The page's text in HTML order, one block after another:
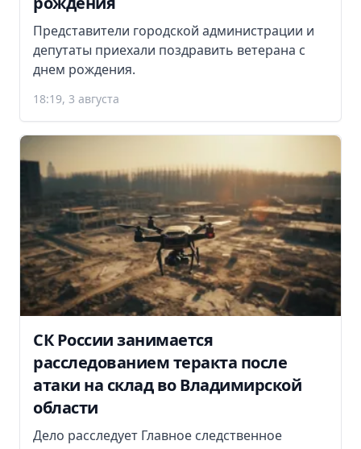
Представители городской администрации и
депутаты приехали поздравить ветерана с
днем рождения.
18:19, 3 августа
СК России занимается
расследованием теракта после
атаки на склад во Владимирской
области
Дело расследует Главное следственное